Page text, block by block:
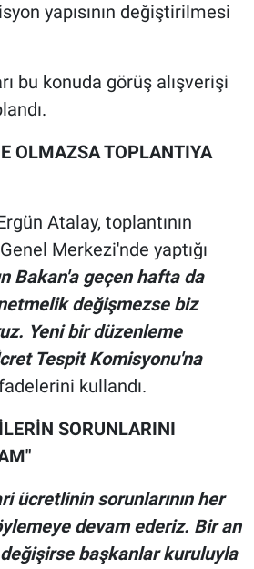
yapısının değiştirilmesi
bu konuda görüş alışverişi
OLMAZSA TOPLANTIYA
Atalay, toplantının
Merkezi'nde yaptığı
Bakan'a geçen hafta da
değişmezse biz
Yeni bir düzenleme
Tespit Komisyonu'na
kullandı.
SORUNLARINI
ücretlinin sorunlarının her
devam ederiz. Bir an
başkanlar kuruluyla